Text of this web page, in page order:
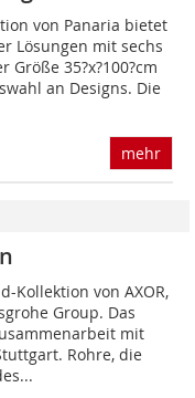
von Panaria bietet
Lösungen mit sechs
35?x?100?cm
an Designs. Die
mehr
Kollek­tion von AXOR,
Group. Das
mit
Rohre, die